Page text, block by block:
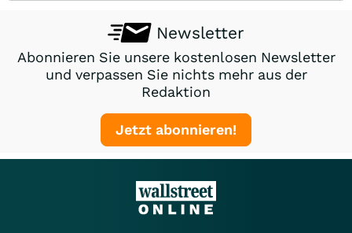
Newsletter
Abonnieren Sie unsere kostenlosen Newsletter
und verpassen Sie nichts mehr aus der
Redaktion
Jetzt abonnieren!